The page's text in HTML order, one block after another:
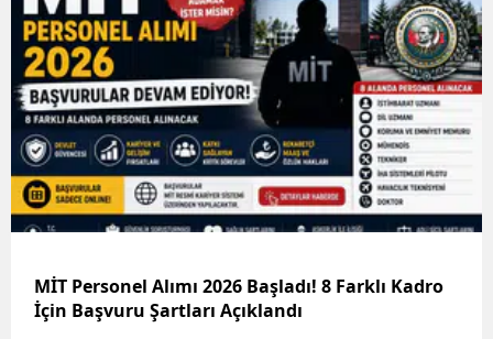
MİT Personel Alımı 2026 Başladı! 8 Farklı Kadro
İçin Başvuru Şartları Açıklandı